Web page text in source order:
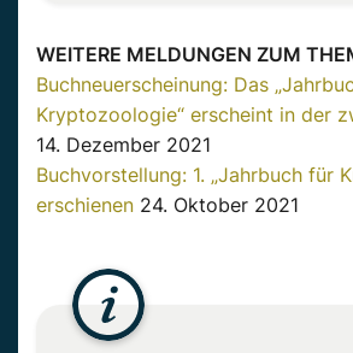
WEITERE MELDUNGEN ZUM
Buchneuerscheinung: Das
Kryptozoologie“ erscheint in der
14. Dezember 2021
Buchvorstellung: 1. „Jahrbuch für
erschienen 24. Oktober 2021